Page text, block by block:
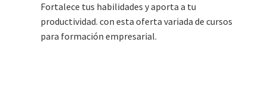
Fortalece tus habilidades y aporta a tu
productividad. con esta oferta variada de cursos
para formación empresarial.